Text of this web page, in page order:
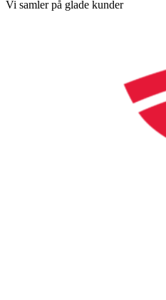
Vi samler på glade kunder